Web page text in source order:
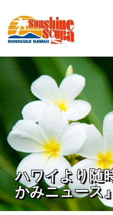
ハワイより随
かみニュース』